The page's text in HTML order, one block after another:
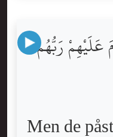
عَلَيْهِمْ رَبُّهُم
Men de